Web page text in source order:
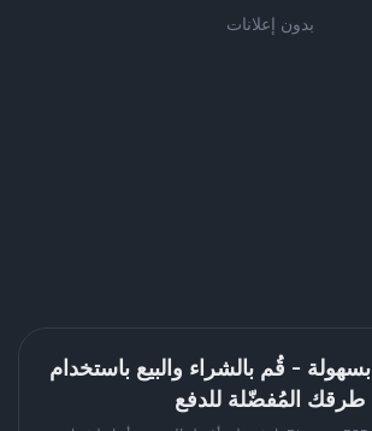
بدون إعلانات
تداول USDC بسهولة - قُم بالشراء والبيع باستخدام
طرقك المُفضّلة للدفع